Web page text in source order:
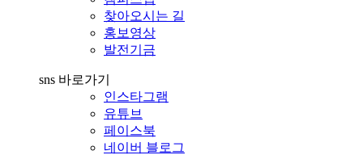
찾아오시는 길
홍보영상
발전기금
sns 바로가기
인스타그램
유튜브
페이스북
네이버 블로그